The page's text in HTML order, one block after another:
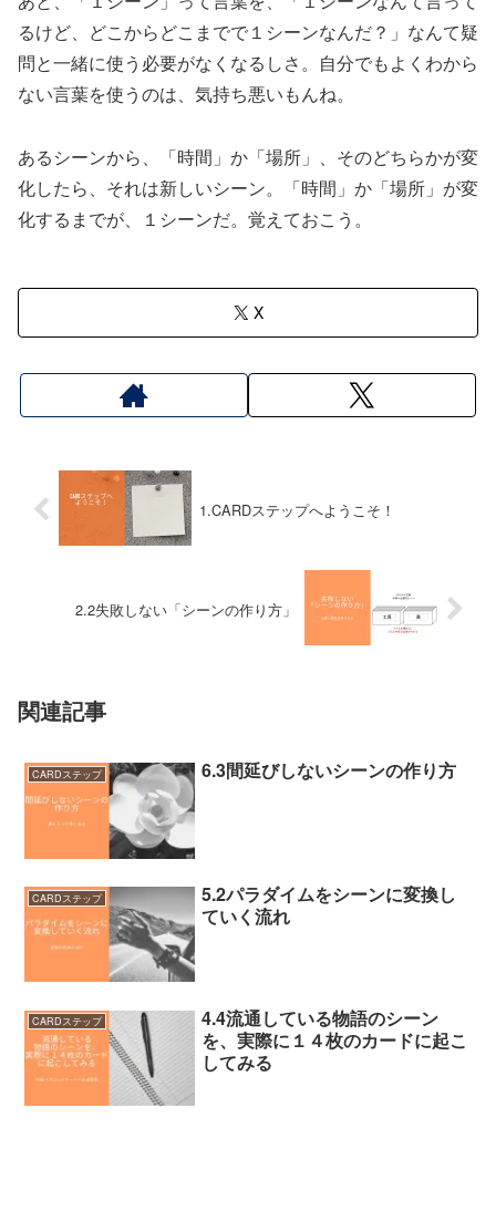
るけど、どこからどこまでで１シーンなんだ？」なんて疑
問と一緒に使う必要がなくなるしさ。自分でもよくわから
ない言葉を使うのは、気持ち悪いもんね。
あるシーンから、「時間」か「場所」、そのどちらかが変
化したら、それは新しいシーン。「時間」か「場所」が変
化するまでが、１シーンだ。覚えておこう。
X
1.CARDステップへようこそ！
2.2失敗しない「シーンの作り方」
関連記事
CARDステップ 6.3間延びしないシーンの作り方
CARDステップ
5.2パラダイムをシーンに変換し
ていく流れ
CARDステップ
4.4流通している物語のシーン
を、実際に１４枚のカードに起こ
してみる